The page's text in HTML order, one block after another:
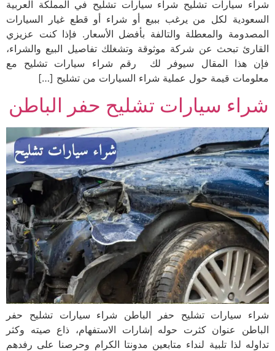
شراء سيارات تشليح شراء سيارات تشليح في المملكة العربية
السعودية لكل من يرغب ببيع أو شراء أو قطع غيار السيارات
المصدومة والمعطلة والتالفة بأفضل الأسعار. فإذا كنت عزيزي
القارئ تبحث عن شركة موثوقة وتشغلك تفاصيل البيع والشراء،
فإن هذا المقال سيوفر لك رقم شراء سيارات تشليح مع
معلومات قيمة حول عملية شراء السيارات من تشليح […]
شراء سيارات تشليح حفر الباطن
شراء سيارات تشليح حفر الباطن شراء سيارات تشليح حفر
الباطن عنوان كثرت حوله إشارات الاستفهام، ذاع صيته وكثر
تداوله لذا تلبية لنداء متابعين مدونتا الكرام وحرصنا على رفدهم